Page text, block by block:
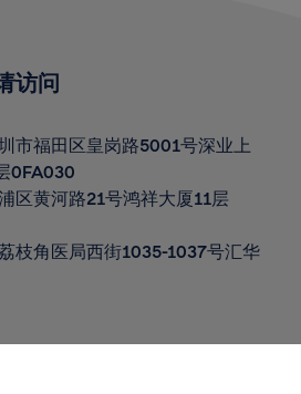
访问
市福田区皇岗路5001号深业上
0FA030
区黄河路21号鸿祥大厦11层
枝角医局西街1035-1037号汇华